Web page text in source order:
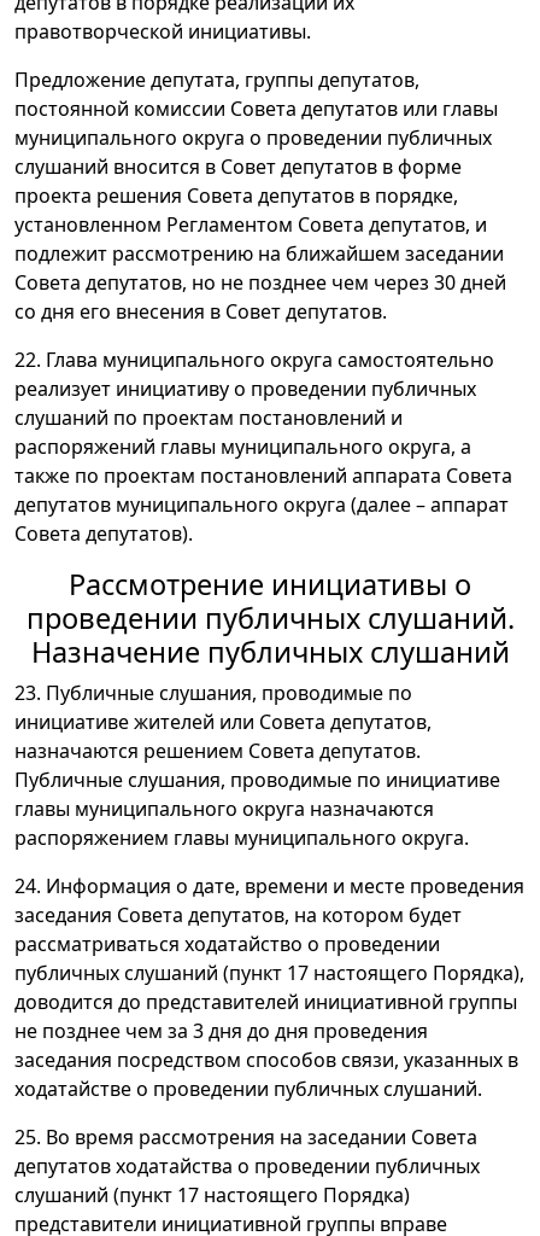
правотворческой инициативы.
Предложение депутата, группы депутатов,
постоянной комиссии Совета депутатов или главы
муниципального округа о проведении публичных
слушаний вносится в Совет депутатов в форме
проекта решения Совета депутатов в порядке,
установленном Регламентом Совета депутатов, и
подлежит рассмотрению на ближайшем заседании
Совета депутатов, но не позднее чем через 30 дней
со дня его внесения в Совет депутатов.
22. Глава муниципального округа самостоятельно
реализует инициативу о проведении публичных
слушаний по проектам постановлений и
распоряжений главы муниципального округа, а
также по проектам постановлений аппарата Совета
депутатов муниципального округа (далее – аппарат
Совета депутатов).
Рассмотрение инициативы о
проведении публичных слушаний.
Назначение публичных слушаний
23. Публичные слушания, проводимые по
инициативе жителей или Совета депутатов,
назначаются решением Совета депутатов.
Публичные слушания, проводимые по инициативе
главы муниципального округа назначаются
распоряжением главы муниципального округа.
24. Информация о дате, времени и месте проведения
заседания Совета депутатов, на котором будет
рассматриваться ходатайство о проведении
публичных слушаний (пункт 17 настоящего Порядка),
доводится до представителей инициативной группы
не позднее чем за 3 дня до дня проведения
заседания посредством способов связи, указанных в
ходатайстве о проведении публичных слушаний.
25. Во время рассмотрения на заседании Совета
депутатов ходатайства о проведении публичных
слушаний (пункт 17 настоящего Порядка)
представители инициативной группы вправе